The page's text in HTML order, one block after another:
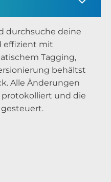
durchsuche deine
effizient mit
Tagging,
behältst
Alle Änderungen
und die